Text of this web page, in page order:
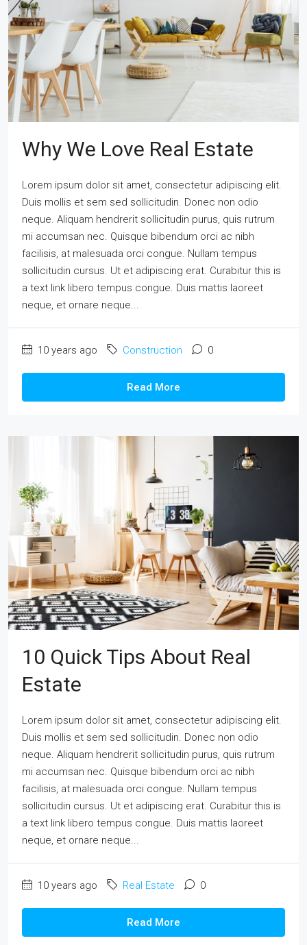
Why We Love Real Estate
Lorem ipsum dolor sit amet, consectetur adipiscing elit.
Duis mollis et sem sed sollicitudin. Donec non odio
neque. Aliquam hendrerit sollicitudin purus, quis rutrum
mi accumsan nec. Quisque bibendum orci ac nibh
facilisis, at malesuada orci congue. Nullam tempus
sollicitudin cursus. Ut et adipiscing erat. Curabitur this is
a text link libero tempus congue. Duis mattis laoreet
neque, et ornare neque...
10 years ago Construction 0
Read More
10 Quick Tips About Real
Estate
Lorem ipsum dolor sit amet, consectetur adipiscing elit.
Duis mollis et sem sed sollicitudin. Donec non odio
neque. Aliquam hendrerit sollicitudin purus, quis rutrum
mi accumsan nec. Quisque bibendum orci ac nibh
facilisis, at malesuada orci congue. Nullam tempus
sollicitudin cursus. Ut et adipiscing erat. Curabitur this is
a text link libero tempus congue. Duis mattis laoreet
neque, et ornare neque...
10 years ago Real Estate 0
Read More